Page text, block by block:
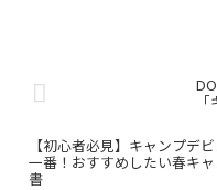
【初心者必見】キャンプデ
一番！おすすめしたい春キ
書